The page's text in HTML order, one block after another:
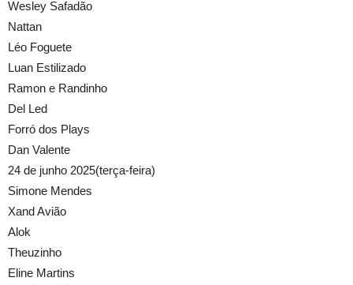
Wesley Safadão
Nattan
Léo Foguete
Luan Estilizado
Ramon e Randinho
Del Led
Forró dos Plays
Dan Valente
24 de junho 2025(terça-feira)
Simone Mendes
Xand Avião
Alok
Theuzinho
Eline Martins